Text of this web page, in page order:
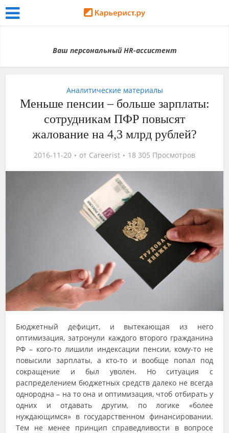
Ваш персональный HR-ассистент
Аналитические материалы
Меньше пенсии – больше зарплаты:
сотрудникам ПФР повысят
жалование на 4,3 млрд рублей?
2016-11-20 от Careerist 18 305 Просмотров
Бюджетный дефицит, и вытекающая из него
оптимизация, затронули каждого второго гражданина
РФ – кого-то лишили индексации пенсии, кому-то не
повысили зарплаты, а кто-то и вообще попал под
сокращение и был уволен. Но ситуация с
распределением бюджетных средств далеко не всегда
однородна – на то она и оптимизация, чтоб отбирать у
одних и отдавать другим, по логике «более
нуждающимся» в государственном финансировании.
Тем не менее принцип справедливости в вопросе